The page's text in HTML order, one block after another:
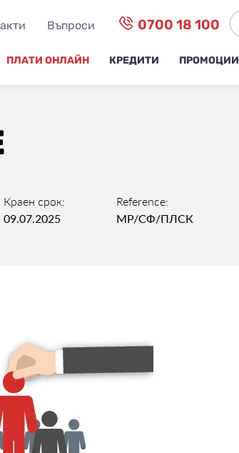
Въпроси 0700 18 100
ПЛАТИ ОНЛАЙН КРЕДИТИ ПРОМОЦИИ
Краен срок:
09.07.2025
Reference:
МР/СФ/ПЛСК